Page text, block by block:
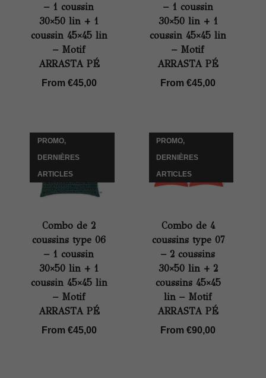
– 1 coussin
30×50 lin + 1
coussin 45×45 lin
– Motif
ARRASTA PÉ
From €45,00
– 1 coussin
30×50 lin + 1
coussin 45×45 lin
– Motif
ARRASTA PÉ
From €45,00
PROMO,
DERNIÈRES
ARTICLES
Combo de 2
coussins type 06
– 1 coussin
30×50 lin + 1
coussin 45×45 lin
– Motif
ARRASTA PÉ
From €45,00
PROMO,
DERNIÈRES
ARTICLES
Combo de 4
coussins type 07
– 2 coussins
30×50 lin + 2
coussins 45×45
lin – Motif
ARRASTA PÉ
From €90,00